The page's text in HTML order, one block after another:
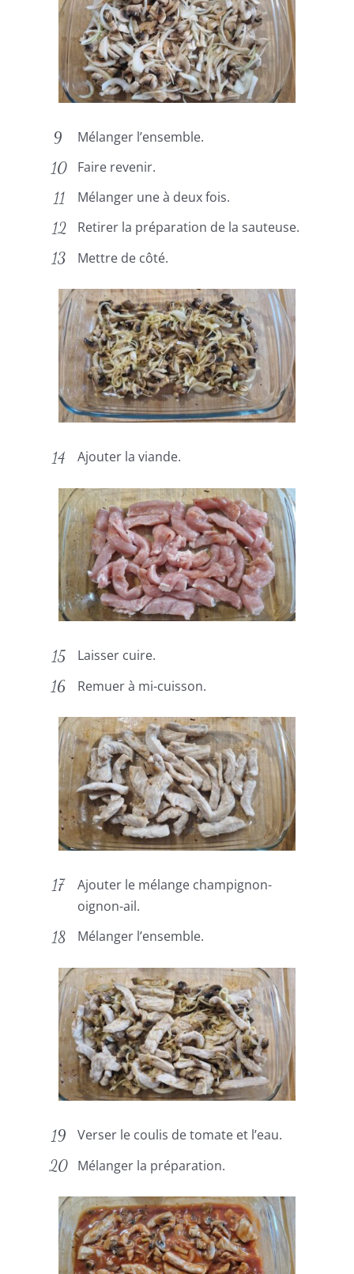
Mélanger l’ensemble.
Faire revenir.
Mélanger une à deux fois.
Retirer la préparation de la sauteuse.
Mettre de côté.
Ajouter la viande.
Laisser cuire.
Remuer à mi-cuisson.
Ajouter le mélange champignon-
oignon-ail.
Mélanger l’ensemble.
Verser le coulis de tomate et l’eau.
Mélanger la préparation.